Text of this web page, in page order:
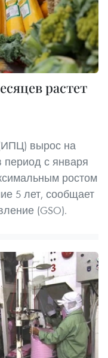
растет
вырос на
период с января
ростом
5 лет, сообщает
(GSO).